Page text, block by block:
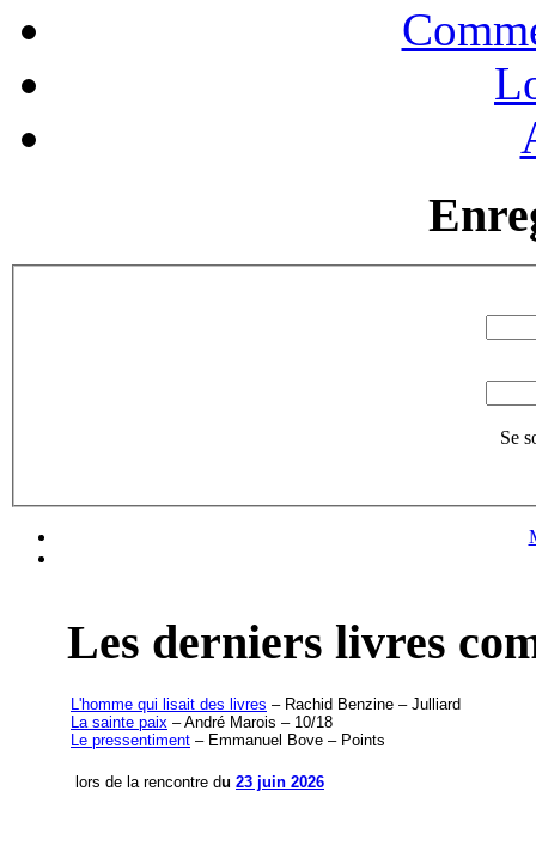
Se
Les derniers livres
L'homme qui lisait des livres – Rachid Benzine – Julliard
La sainte paix – André Marois – 10/18
Le pressentiment – Emmanuel Bove – Points
lors de la rencontre du 23 juin 2026